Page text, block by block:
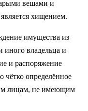
вещами и
хищением.
имущества из
иного владельца и
и распоряжение
чётко определённое
лицам, не имеющим